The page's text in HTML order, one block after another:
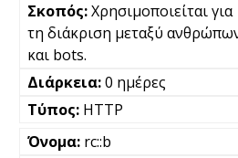
Χρησιμοποιείται για
τη διάκριση μεταξύ
και bots.
0 ημέρες
HTTP
rc::b